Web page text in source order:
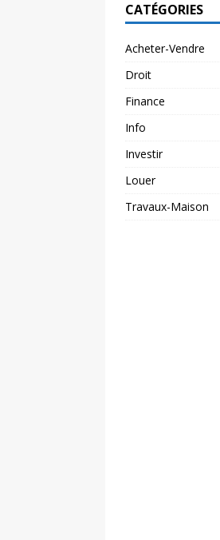
CATÉGORIES
Acheter-Vendre
Droit
Finance
Info
Investir
Louer
Travaux-Maison